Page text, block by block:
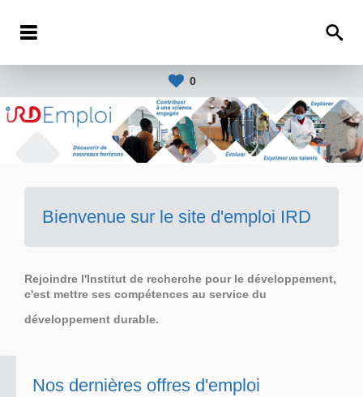
0
Bienvenue sur le site d'emploi IRD
Rejoindre l'Institut de recherche pour le développement,
c'est mettre ses compétences au service du
développement durable.
Nos dernières offres d'emploi